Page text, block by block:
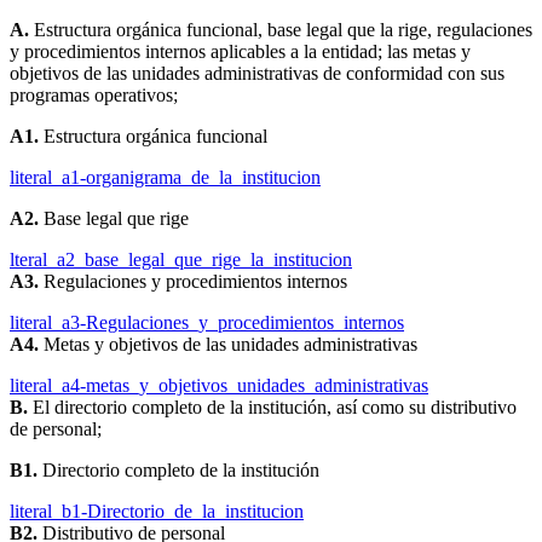
A. Estructura orgánica funcional, base legal que la rige, regulaciones
y procedimientos internos aplicables a la entidad; las metas y
objetivos de las unidades administrativas de conformidad con sus
programas operativos;
A1. Estructura orgánica funcional
literal_a1-organigrama_de_la_institucion
A2. Base legal que rige
lteral_a2_base_legal_que_rige_la_institucion
A3. Regulaciones y procedimientos internos
literal_a3-Regulaciones_y_procedimientos_internos
A4. Metas y objetivos de las unidades administrativas
literal_a4-metas_y_objetivos_unidades_administrativas
B. El directorio completo de la institución, así como su distributivo
de personal;
B1. Directorio completo de la institución
literal_b1-Directorio_de_la_institucion
B2. Distributivo de personal